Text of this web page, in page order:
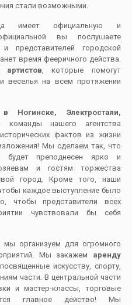
стали возможными.
имеет официальную и
вы послушаете
представителей городской
время фееричного действа.
артистов, которые помогут
веселья на всем протяжении
Ногинске, Электростали,
команды нашего агентства
фактов из жизни
Мы сделаем так, что
будет преподнесен ярко и
и гостям торжества
город. Кроме того, наши
каждое выступление было
чтобы представители всех
чувствовали бы себя
организуем для огромного
Мы закажем аренду
искусству, спорту,
части. В центральной части
и мастер-классы, торговые
главное действо! Мы